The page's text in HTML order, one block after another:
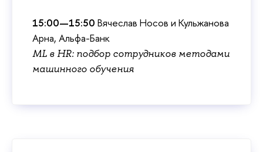
15:00—15:50 ячеслав Носов и Кульжанова
Арна, Альфа-Банк
ML в HR: подбор сотрудников методами
машинного обучения